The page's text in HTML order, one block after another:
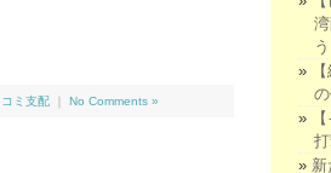
ミ支配 No Comments »